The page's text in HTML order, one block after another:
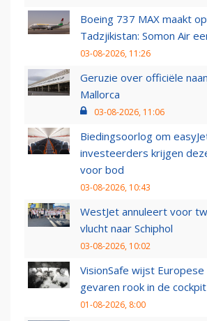
Boeing 737 MAX maakt
Tadzjikistan: Somon Air
03-08-2026, 11:26
Geruzie over officiële
Mallorca
03-08-2026, 11:06
Biedingsoorlog om
investeerders krijgen
voor bod
03-08-2026, 10:43
WestJet annuleert voor
vlucht naar Schiphol
03-08-2026, 10:02
VisionSafe wijst Europese
gevaren rook in de cockpit
01-08-2026, 8:00